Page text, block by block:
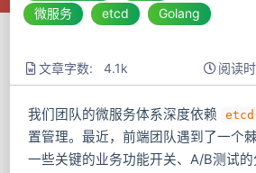
微服务
etcd Golang
文章字数: 4.1k 阅读
我们团队的微服务体系深度依赖 etcd
置管理。最近，前端团队遇到了一个
一些关键的业务功能开关、A/B测试